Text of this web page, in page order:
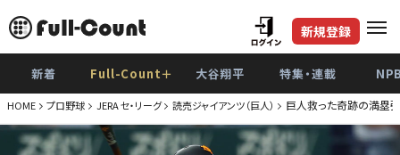
新規登録
新着 Full-Count＋ 大谷翔平 特集・連載
HOME プロ野球 JERA セ・リーグ 読売ジャイアンツ（巨人） 巨人救った奇跡の満塁弾